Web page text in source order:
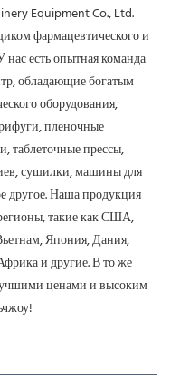
фармацевтического и
есть опытная команда
обладающие богатым
оборудования,
пленочные
таблеточные прессы,
сушилки, машины для
другое. Наша продукция
такие как США,
Япония, Дания,
и другие. В то же
ценами и высоким